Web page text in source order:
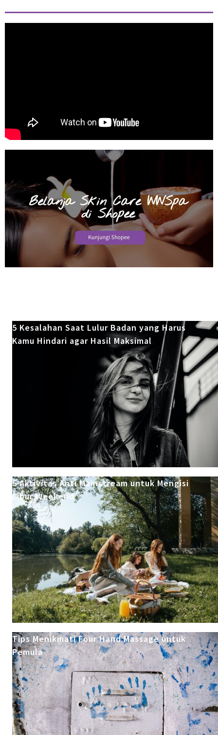
5 Kesalahan Saat Lulur Badan yang Harus
Kamu Hindari agar Hasil Maksimal
5 Aktivitas Anti Mainstream untuk Mengisi
Libur Weekend
Tips Menikmati Four Hand Massage untuk
Pemula